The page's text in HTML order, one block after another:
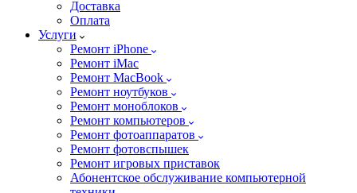
Доставка
Оплата
Услуги
Ремонт iPhone
Ремонт iMac
Ремонт MacBook
Ремонт ноутбуков
Ремонт моноблоков
Ремонт компьютеров
Ремонт фотоаппаратов
Ремонт фотовспышек
Ремонт игровых приставок
Абонентское обслуживание компьютерной